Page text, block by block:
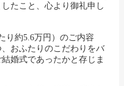
たこと、心より御礼申し
り約5.6万円）のご内容
おふたりのこだわりをバ
婚式であったかと存じま